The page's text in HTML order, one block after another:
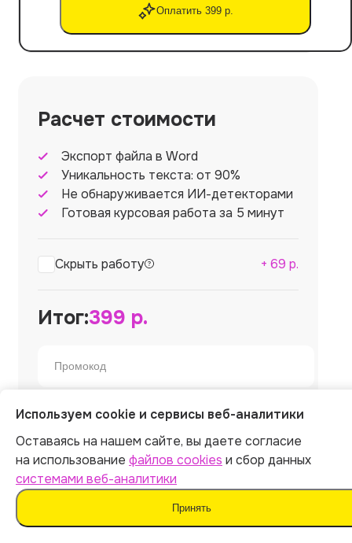
Оплатить 399 р.
Расчет стоимости
Экспорт файла в Word
Уникальность текста: от 90%
Не обнаруживается ИИ-детекторами
Готовая курсовая работа за 5 минут
Скрыть работу + 69 р.
Итог:399 р.
Оплатить
Отправляя форму, вы соглашаетесь
софертой ,политикой обработки персональных
данныхи даёте согласие наобработку данных
Используем cookie и сервисы веб-аналитики
Оставаясь на нашем сайте, вы даете согласие
на использование файлов cookies и сбор данных
системами веб-аналитики
Принять